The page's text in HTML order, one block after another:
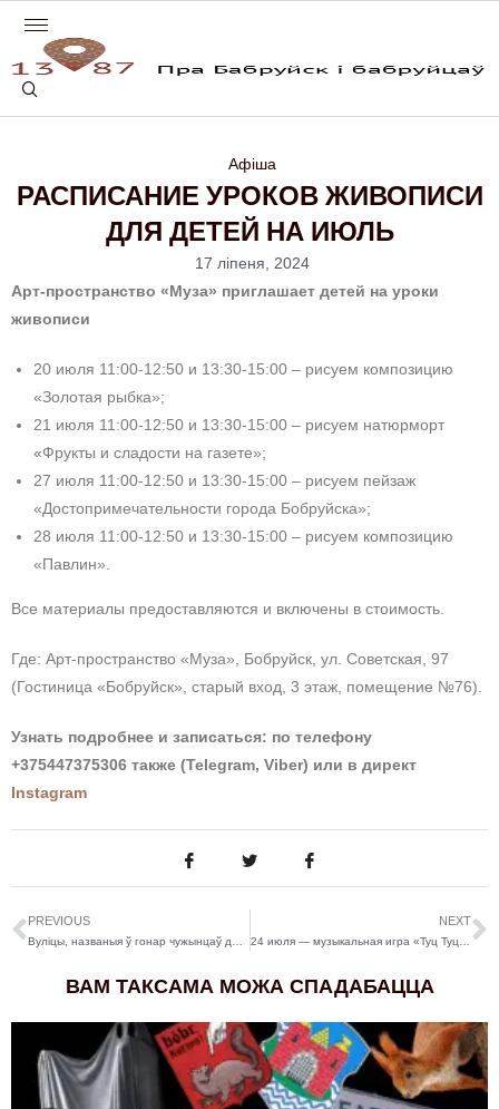
Афіша
РАСПИСАНИЕ УРОКОВ ЖИВОПИСИ
ДЛЯ ДЕТЕЙ НА ИЮЛЬ
17 ліпеня, 2024
Арт-пространство «Муза» приглашает детей на уроки
живописи
20 июля 11:00-12:50 и 13:30-15:00 – рисуем композицию
«Золотая рыбка»;
21 июля 11:00-12:50 и 13:30-15:00 – рисуем натюрморт
«Фрукты и сладости на газете»;
27 июля 11:00-12:50 и 13:30-15:00 – рисуем пейзаж
«Достопримечательности города Бобруйска»;
28 июля 11:00-12:50 и 13:30-15:00 – рисуем композицию
«Павлин».
Все материалы предоставляются и включены в стоимость.
Где: Арт-пространство «Муза», Бобруйск, ул. Советская, 97
(Гостиница «Бобруйск», старый вход, 3 этаж, помещение №76).
Узнать подробнее и записаться: по телефону
+375447375306 также (Telegram, Viber) или в директ
Instagram
PREVIOUS NEXT
ВАМ ТАКСАМА МОЖА СПАДАБАЦЦА